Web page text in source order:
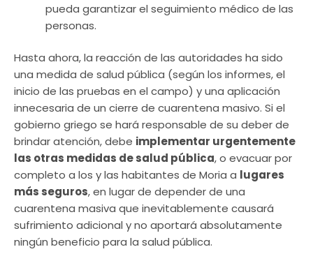
pueda garantizar el seguimiento médico de las
personas.
Hasta ahora, la reacción de las autoridades ha sido
una medida de salud pública (según los informes, el
inicio de las pruebas en el campo) y una aplicación
innecesaria de un cierre de cuarentena masivo. Si el
gobierno griego se hará responsable de su deber de
brindar atención, debe implementar urgentemente
las otras medidas de salud pública, o evacuar por
completo a los y las habitantes de Moria a lugares
más seguros, en lugar de depender de una
cuarentena masiva que inevitablemente causará
sufrimiento adicional y no aportará absolutamente
ningún beneficio para la salud pública.